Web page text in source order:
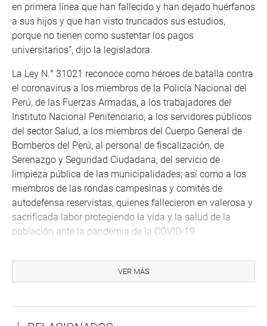
en primera línea que han fallecido y han dejado huérfanos
a sus hijos y que han visto truncados sus estudios,
porque no tienen como sustentar los pagos
universitarios”, dijo la legisladora.
La Ley N.° 31021 reconoce como héroes de batalla contra
el coronavirus a los miembros de la Policía Nacional del
Perú, de las Fuerzas Armadas, a los trabajadores del
Instituto Nacional Penitenciario, a los servidores públicos
del sector Salud, a los miembros del Cuerpo General de
Bomberos del Perú, al personal de fiscalización, de
Serenazgo y Seguridad Ciudadana, del servicio de
limpieza pública de las municipalidades; así como a los
miembros de las rondas campesinas y comités de
autodefensa reservistas, quienes fallecieron en valerosa y
sacrificada labor protegiendo la vida y la salud de la
población ante la pandemia de la COVID-19.
beneficio alguno, solo el título honorífico de ser
considerado héroe sin ningún beneficio para sus deudos
LEY UNIVERSITARIA
VER MÁS